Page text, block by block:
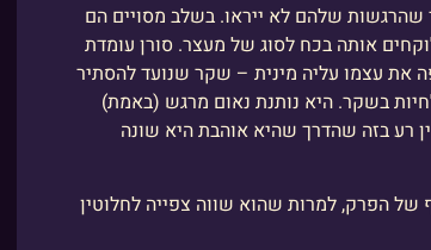
שלהם לא ייראו. בשלב מסויים הם
אותה בכח לסוג של מעצר. סורן עומדת
את עצמו עליה מינית – שקר שנועד להסתיר
בשקר. היא נותנת נאום מרגש (באמת)
רע בזה שהדרך שהיא אוהבת היא שונה
הפרק, למרות שהוא שווה צפייה לחלוטין